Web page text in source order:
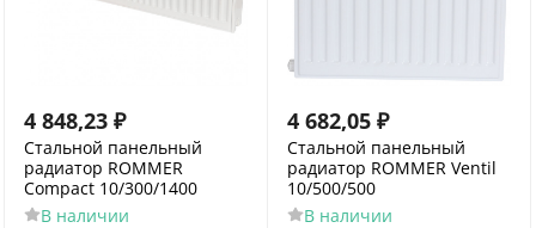
4 848,23 ₽
Стальной панельный
радиатор ROMMER
Compact 10/300/1400
В наличии
4 682,05 ₽
Стальной панельный
радиатор ROMMER Ventil
10/500/500
В наличии